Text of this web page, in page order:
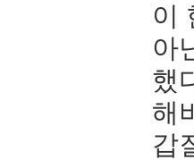
이
아
했
해
갑